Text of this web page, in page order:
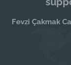
Fevzi Çakmak